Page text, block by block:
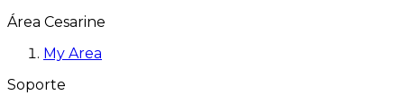
Área Cesarine
My Area
Soporte